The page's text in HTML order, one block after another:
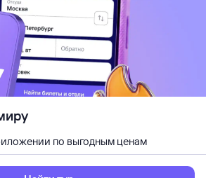
ссылка наwww.tutu.ruобязательна
по выгодным ценам